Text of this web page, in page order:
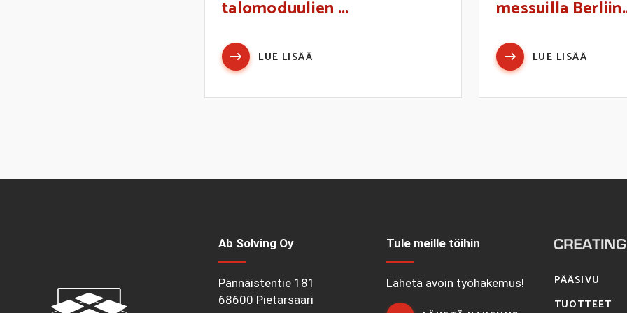
talomoduulien ...
LUE LISÄÄ
messuilla
LUE LISÄÄ
Ab Solving Oy
Pännäistentie 181
68600 Pietarsaari
Tule meille töihin
Lähetä avoin työhakemus!
PÄÄSIVU
TUOTTEET